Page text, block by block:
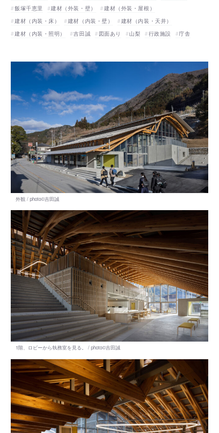
飯塚千恵里
建材（外装・壁）
建材（外装・屋根）
建材（内装・床）
建材（内装・壁）
建材（内装・天井）
建材（内装・照明）
吉田誠 図面あり 山梨 行政施設 庁舎